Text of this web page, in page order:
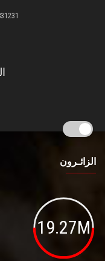
- 26831474
الزائـرون
19.27M